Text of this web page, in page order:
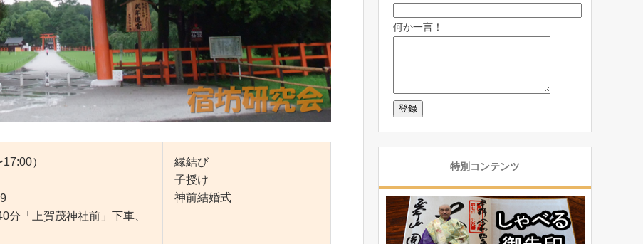
）
分「上賀茂神社前」下車、
縁結び
子授け
神前結婚式
何か一言！
特別コンテンツ